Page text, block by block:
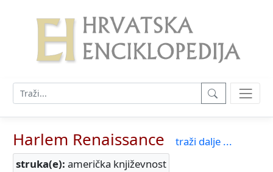
Harlem Renaissance
traži dalje ...
struka(e): američka književnost